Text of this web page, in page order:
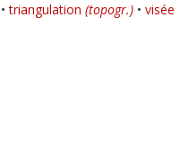
•triangulation (topogr.) • visée